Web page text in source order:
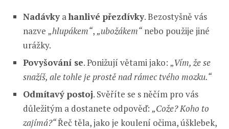
Nadávkyahanlivé přezdívky. Bezostyšně vás
nazve „hlupákem“,„ubožákem“nebo použije jiné
urážky.
Povyšování se. Ponižují větami jako: „Vím, že se
snažíš, ale tohle je prostě nad rámec tvého mozku.“
Odmítavý postoj. Svěříte se s něčím pro vás
důležitým a dostanete odpověď: „Cože? Koho to
zajímá?“Řeč těla, jako je koulení očima, úšklebek,